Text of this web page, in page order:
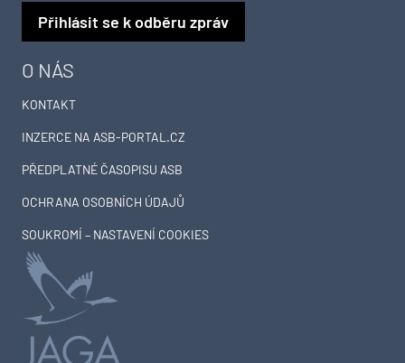
O NÁS
KONTAKT
INZERCE NA ASB-PORTAL.CZ
PŘEDPLATNÉ ČASOPISU ASB
OCHRANA OSOBNÍCH ÚDAJŮ
SOUKROMÍ – NASTAVENÍ COOKIES
Přihlásit se k odběru zpráv